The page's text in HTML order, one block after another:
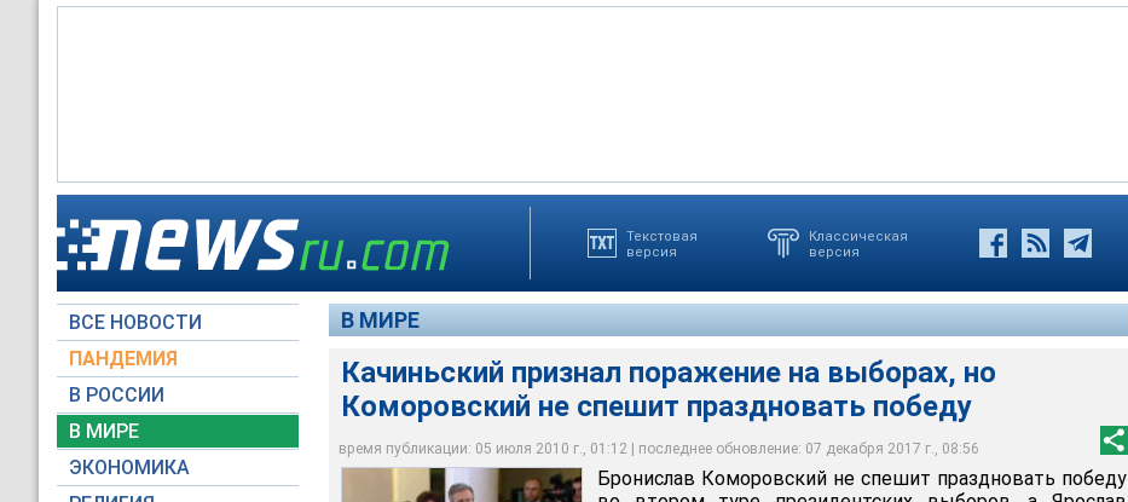
Текстовая
версия
Классическая
версия
ВСЕ НОВОСТИ
ПАНДЕМИЯ
В РОССИИ
В МИРЕ
ЭКОНОМИКА
В МИРЕ
Качиньский признал поражение на выборах, но
Коморовский не спешит праздновать победу
время публикации: 05 июля 2010 г., 01:12 | последнее обновление: 07 декабря 2017 г., 08:56
Бронислав Коморовский не спешит праздновать победу во втором туре
президентских выборов, а Ярослав Качиньский уже признал свое поражение
Вести
Бронислав Коморовский не спешит праздновать победу